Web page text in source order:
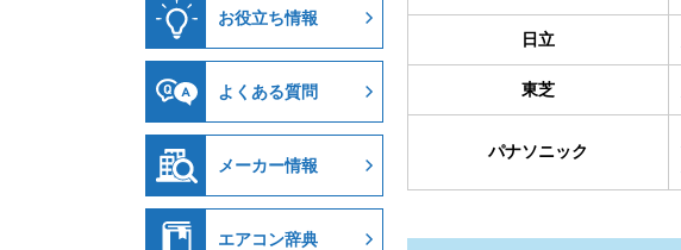
日立
東芝
パナソニック
お役立ち情報
よくある質問
メーカー情報
エアコン辞典